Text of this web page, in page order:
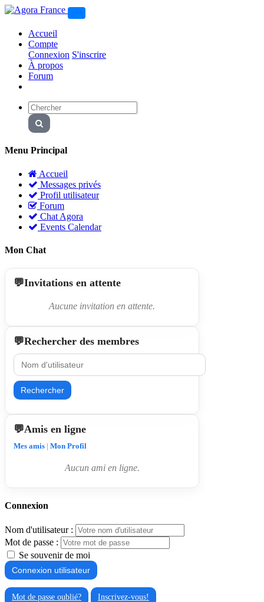
Accueil
Compte
Connexion S'inscrire
À propos
Forum
Menu Principal
Accueil
Messages privés
Profil utilisateur
Forum
Chat Agora
Events Calendar
Mon Chat
Invitations en attente
Aucune invitation en attente.
Rechercher des membres
Rechercher
Amis en ligne
Mes amis | Mon Profil
Aucun ami en ligne.
Connexion
Nom d'utilisateur :
Mot de passe :
Se souvenir de moi
Mot de passe oublié? Inscrivez-vous!